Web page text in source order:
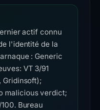
actif connu
l'identité de la
: Generic
VT 3/91
Gridinsoft);
malicious verdict;
Bureau